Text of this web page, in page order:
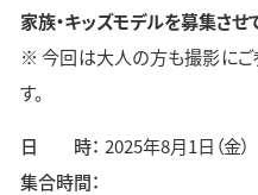
家族・キッズモデルを募集させ
※ 今回は大人の方も撮影にご
す。
日　　時： 2025年8月1日（金）
集合時間：